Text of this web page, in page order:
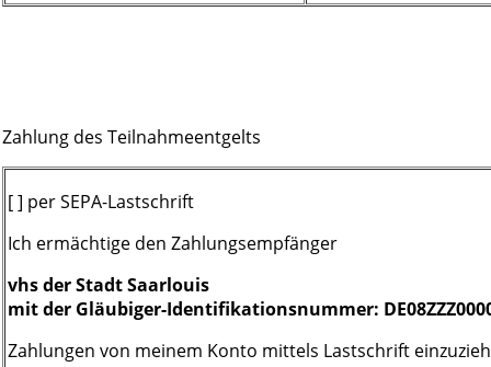
Zahlung des Teilnahmeentgelts
[ ] per SEPA-Lastschrift
Ich ermächtige den Zahlungsempfänger
vhs der Stadt Saarlouis
mit der Gläubiger-Identifikationsnummer:
Zahlungen von meinem Konto mittels Lastschrift